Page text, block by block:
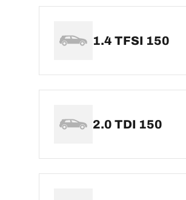
1.4 TFSI 150
2.0 TDI 150